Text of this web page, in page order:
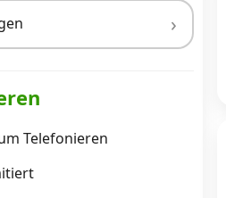
Telefonieren